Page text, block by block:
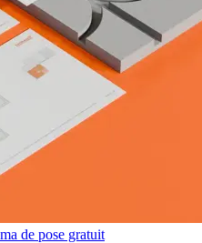
de pose gratuit